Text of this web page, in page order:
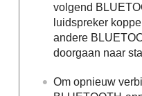
volgend
luidspreker
andere
doorgaan naar
Om opnieuw